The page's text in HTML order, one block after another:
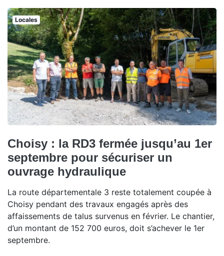
Locales
Choisy : la RD3 fermée jusqu’au 1er
septembre pour sécuriser un
ouvrage hydraulique
La route départementale 3 reste totalement coupée à
Choisy pendant des travaux engagés après des
affaissements de talus survenus en février. Le chantier,
d’un montant de 152 700 euros, doit s’achever le 1er
septembre.